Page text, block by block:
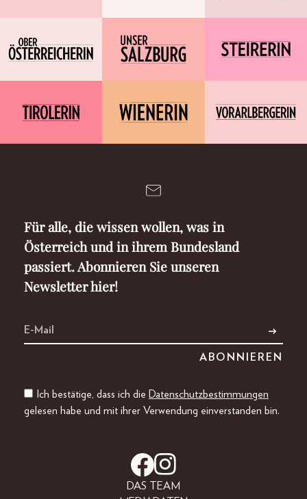
Für alle, die wissen wollen, was in
Österreich und in ihrem Bundesland
passiert. Abonnieren Sie unseren
Newsletter hier!
Ich bestätige, dass ich die Datenschutzbestimmungen
gelesen habe und mit ihrer Verwendung einverstanden bin.
DAS TEAM